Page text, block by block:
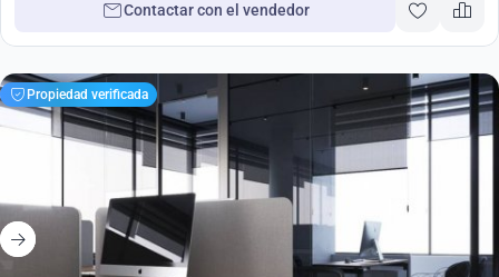
Contactar con el vendedor
Propiedad verificada